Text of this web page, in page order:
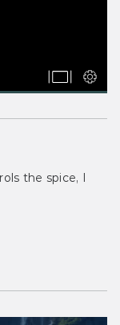
the spice, I